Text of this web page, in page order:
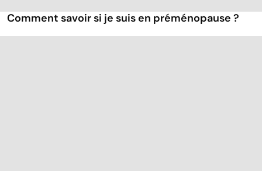
Comment savoir si je suis en préménopause ?